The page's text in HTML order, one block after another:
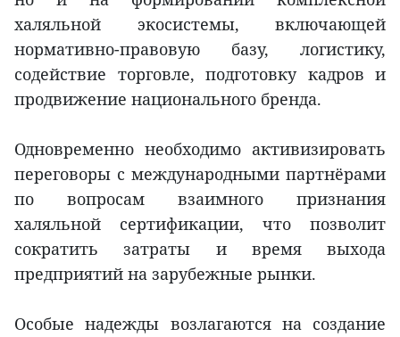
халяльной экосистемы, включающей
нормативно-правовую базу, логистику,
содействие торговле, подготовку кадров и
продвижение национального бренда.
Одновременно необходимо активизировать
переговоры с международными партнёрами
по вопросам взаимного признания
халяльной сертификации, что позволит
сократить затраты и время выхода
предприятий на зарубежные рынки.
Особые надежды возлагаются на создание